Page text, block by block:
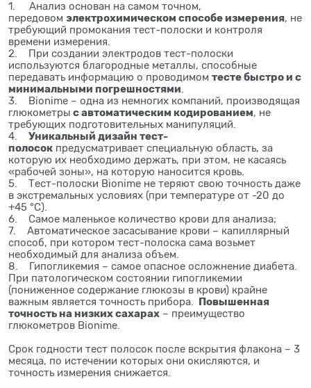
1. Анализ основан на самом точном,
передовом электрохимическом способе измерения, не
требующий промокания тест-полоски и контроля
времени измерения.
2. При создании электродов тест-полоски
используются благородные металлы, способные
передавать информацию о проводимом тесте быстро и с
минимальными погрешностями.
3. Bionime – одна из немногих компаний, производящая
глюкометры с автоматическим кодированием, не
требующих подготовительных манипуляций.
4. Уникальный дизайн тест-
полосок предусматривает специальную область, за
которую их необходимо держать, при этом, не касаясь
«рабочей зоны», на которую наносится кровь.
5. Тест-полоски Bionime не теряют свою точность даже
в экстремальных условиях (при температуре от -20 до
+45 °C).
6. Самое маленькое количество крови для анализа;
7. Автоматическое засасывание крови – капиллярный
способ, при котором тест-полоска сама возьмет
необходимый для анализа объем.
8. Гипогликемия – самое опасное осложнение диабета.
При патологическом состоянии гипогликемии
(пониженное содержание глюкозы в крови) крайне
важным является точность прибора. Повышенная
точность на низких сахарах – преимущество
глюкометров Bionime.
Срок годности тест полосок после вскрытия флакона – 3
месяца, по истечении которых они окисляются, и
точность измерения снижается.